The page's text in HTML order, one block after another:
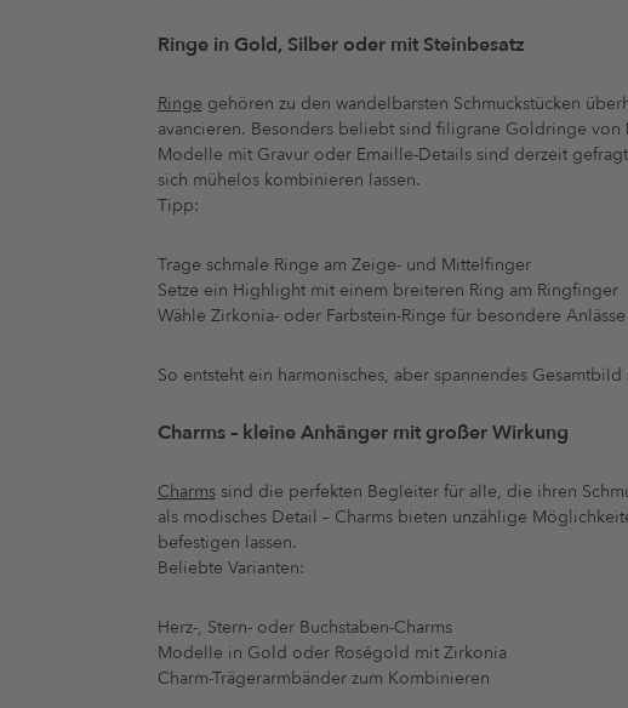
Ringe in Gold, Silber oder mit Steinbesatz
Ringe gehören zu den wandelbarsten Schmuckstücken
avancieren. Besonders beliebt sind filigrane Goldringe von
Modelle mit Gravur oder Emaille-Details sind derzeit
sich mühelos kombinieren lassen.
Tipp:
Trage schmale Ringe am Zeige- und Mittelfinger
Setze ein Highlight mit einem breiteren Ring am Ringfinger
Wähle Zirkonia- oder Farbstein-Ringe für besondere Anlässe
So entsteht ein harmonisches, aber spannendes
Charms – kleine Anhänger mit großer Wirkung
Charmssind die perfekten Begleiter für alle, die ihren
als modisches Detail – Charms bieten unzählige
befestigen lassen.
Beliebte Varianten:
Herz-, Stern- oder Buchstaben-Charms
Modelle in Gold oder Roségold mit Zirkonia
Charm-Trägerarmbänder zum Kombinieren